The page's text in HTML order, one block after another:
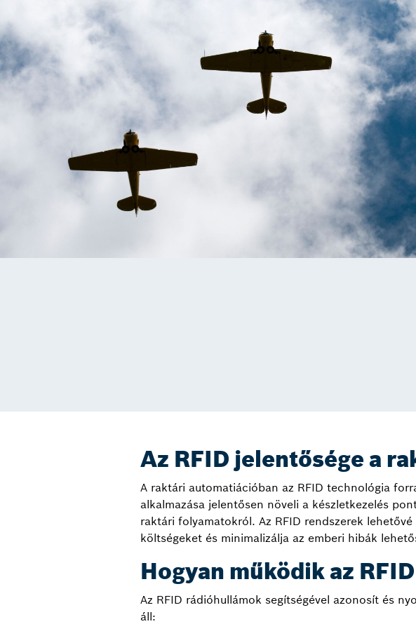
Az RFID jelentősége a
A raktári automatiációban az RFID technológia
alkalmazása jelentősen növeli a készletkezelés
raktári folyamatokról. Az RFID rendszerek
költségeket és minimalizálja az emberi hibák
Hogyan működik az
Az RFID rádióhullámok segítségével azonosít és
áll: